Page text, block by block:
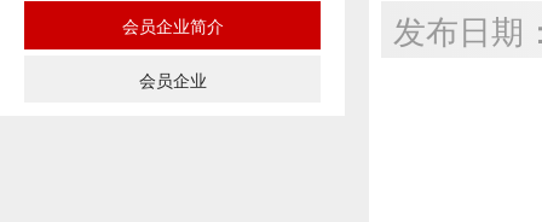
会员企业简介
会员企业
发布日期